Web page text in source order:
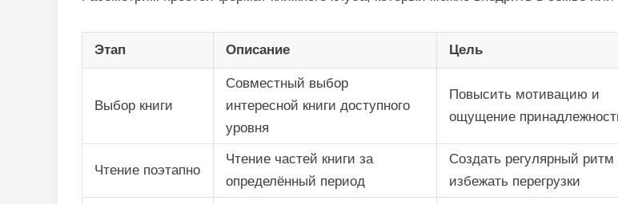
Этап Описание Цель
Выбор книги
Совместный выбор
интересной книги доступного
уровня
Повысить мотивацию и
ощущение
Чтение поэтапно
Чтение частей книги за
определённый период
Создать регулярный ритм
избежать перегрузки